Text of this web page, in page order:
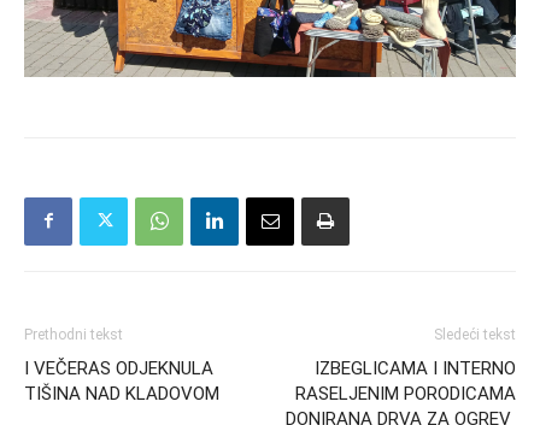
Prethodni tekst
I VEČERAS ODJEKNULA
TIŠINA NAD KLADOVOM
Sledeći tekst
IZBEGLICAMA I INTERNO
RASELJENIM PORODICAMA
DONIRANA DRVA ZA OGREV